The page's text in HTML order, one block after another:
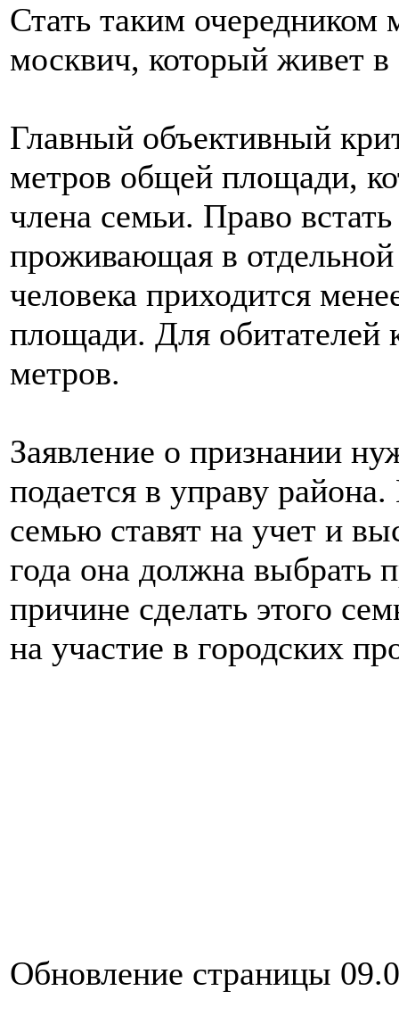
Стать таким
москвич, который живет в
Главный объективный
метров общей площади,
члена семьи. Право
проживающая в отдельной
человека приходится
площади. Для обитателей
метров.
Заявление о признании
подается в управу
семью ставят на учет и
года она должна выбрать
причине сделать этого
на участие в городских
Обновление страницы